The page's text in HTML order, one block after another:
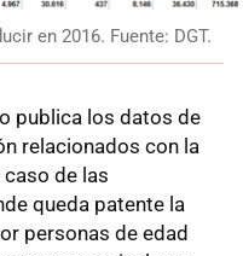
en 2016. Fuente: DGT.
publica los datos de
relacionados con la
de las
queda patente la
personas de edad